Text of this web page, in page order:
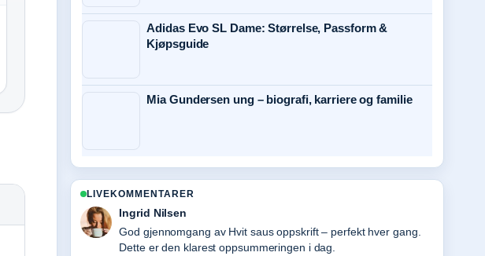
Adidas Evo SL Dame: Størrelse, Passform &
Kjøpsguide
Mia Gundersen ung – biografi, karriere og familie
LIVEKOMMENTARER
Ingrid Nilsen
God gjennomgang av Hvit saus oppskrift – perfekt hver gang.
Dette er den klarest oppsummeringen i dag.